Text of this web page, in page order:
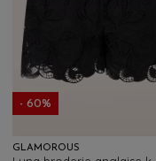
- 60%
GLAMOROUS